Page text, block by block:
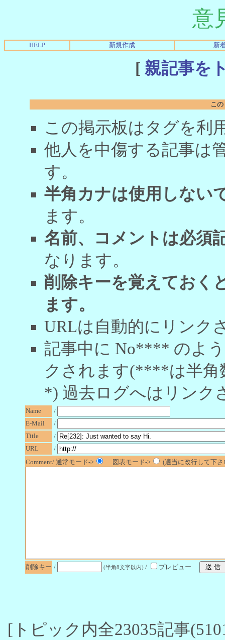
意
HELP 新規作成 新
[ 親記事を
こ
この掲示板はタグを利
他人を中傷する記事は
す。
半角カナは使用しない
ます。
名前、コメントは必須
なります。
削除キーを覚えておく
ます。
URLは自動的にリンク
記事中に No**** のよ
クされます(****は半角
*) 過去ログへはリンク
Name
/
E-Mail
/
Title
/
URL
/
Comment/ 通常モード->
図表モード-> (適当に改行して下
削除キー / (半角8文字以内) / プレビュー
[トピック内全23035記事